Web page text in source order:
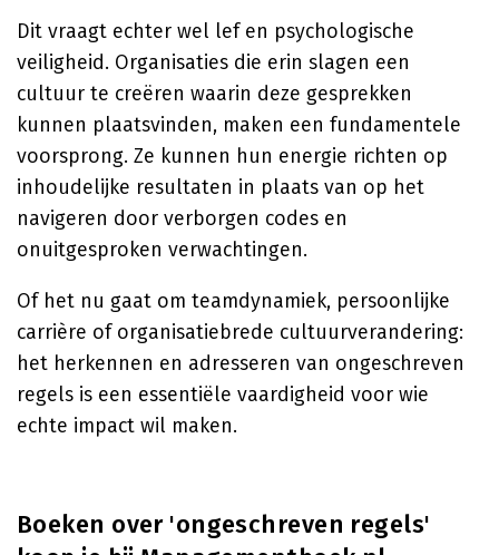
Dit vraagt echter wel lef en psychologische
veiligheid. Organisaties die erin slagen een
cultuur te creëren waarin deze gesprekken
kunnen plaatsvinden, maken een fundamentele
voorsprong. Ze kunnen hun energie richten op
inhoudelijke resultaten in plaats van op het
navigeren door verborgen codes en
onuitgesproken verwachtingen.
Of het nu gaat om teamdynamiek, persoonlijke
carrière of organisatiebrede cultuurverandering:
het herkennen en adresseren van ongeschreven
regels is een essentiële vaardigheid voor wie
echte impact wil maken.
Boeken over 'ongeschreven regels'